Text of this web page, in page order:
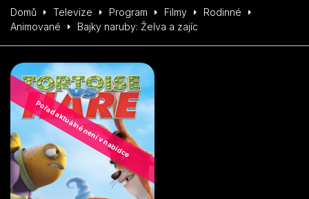
Domů Televize Program Filmy
Rodinné
Animované
Bajky naruby: Želva a zajíc
Pořad aktuálně není v nabídce